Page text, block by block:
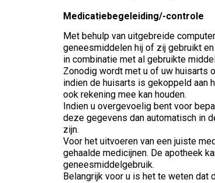
Medicatiebegeleiding/-controle
Met behulp van uitgebreide
geneesmiddelen hij of zij gebruikt
in combinatie met al gebruikte
Zonodig wordt met u of uw huisarts
indien de huisarts is gekoppeld aan
ook rekening mee kan houden.
Indien u overgevoelig bent voor
deze gegevens dan automatisch in
zijn.
Voor het uitvoeren van een juiste
gehaalde medicijnen. De apotheek
geneesmiddelgebruik.
Belangrijk voor u is het te weten